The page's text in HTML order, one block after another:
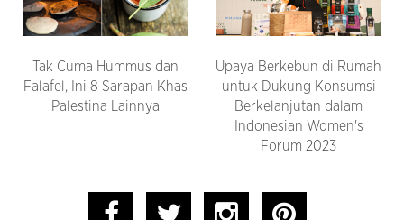
Tak Cuma Hummus dan
Falafel, Ini 8 Sarapan Khas
Palestina Lainnya
Upaya Berkebun di Rumah
untuk Dukung Konsumsi
Berkelanjutan dalam
Indonesian Women's
Forum 2023